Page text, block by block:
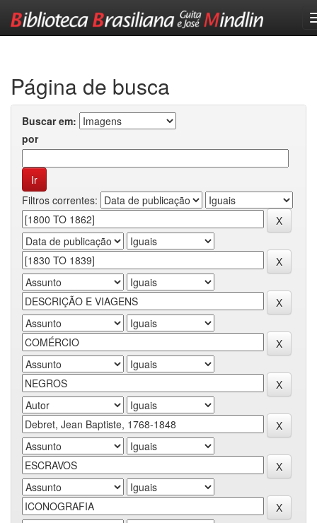
Página de busca
Buscar em:
por
Filtros correntes: